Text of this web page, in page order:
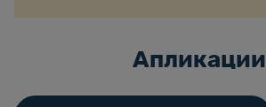
Aпликации